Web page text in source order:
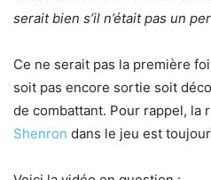
serait bien s’il n’était pas un
Ce ne serait pas la première
soit pas encore sortie soit
de combattant. Pour rappel, la
Shenron dans le jeu est